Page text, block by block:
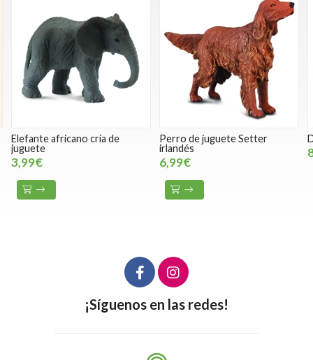
Elefante africano cría de
juguete
3,99€
Perro de juguete Setter
irlandés
6,99€
¡Síguenos en las redes!